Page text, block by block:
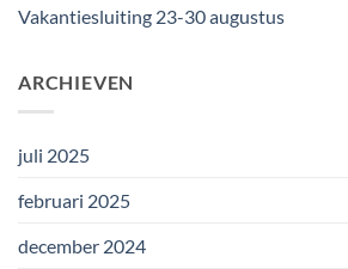
Vakantiesluiting 23-30 augustus
ARCHIEVEN
juli 2025
februari 2025
december 2024